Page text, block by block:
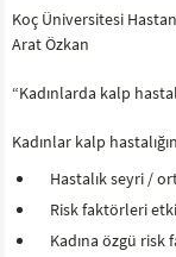
Koç Üniversitesi
Arat Özkan
“Kadınlarda kalp
Kadınlar kalp
Hastalık seyri /
Risk faktörleri
Kadına özgü risk